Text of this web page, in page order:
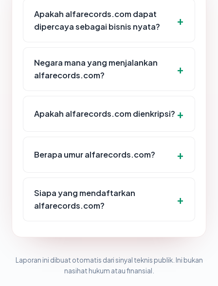
Apakah alfarecords.com dapat
dipercaya sebagai bisnis nyata?
Negara mana yang menjalankan
alfarecords.com?
Apakah alfarecords.com dienkripsi?
Berapa umur alfarecords.com?
Siapa yang mendaftarkan
alfarecords.com?
Laporan ini dibuat otomatis dari sinyal teknis publik. Ini bukan
nasihat hukum atau finansial.